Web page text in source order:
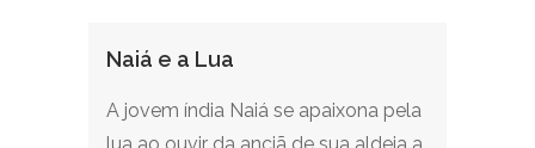
Naiá e a Lua
A jovem índia Naiá se apaixona pela